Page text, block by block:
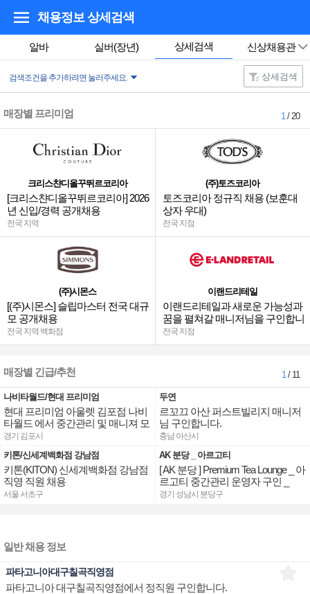
채용정보 상세검색
알바 실버(장년) 상세검색 신상채용관
검색조건을 추가하려면 눌러주세요. 상세검색
매장별 프리미엄 1/ 20
크리스챤디올꾸뛰르코리아
[크리스챤디올꾸뛰르코리아] 2026
년 신입/경력 공개채용
전국 지역
(주)시몬스
[(주)시몬스] 슬립마스터 전국 대규
모 공개채용
전국 지역 백화점
(주)토즈코리아
토즈코리아 정규직 채용 (보훈대
상자 우대)
전국 지점
이랜드리테일
이랜드리테일과 새로운 가능성과
꿈을 펼쳐갈 매니저님을 구인합니
다.
전국 지점
매장별 긴급/추천 1/ 11
나비타월드/현대 프리미엄
현대 프리미엄 아울렛 김포점 나비
타월드 에서 중간관리 및 매니져 모
십니다.
경기 김포시
키톤/신세계백화점 강남점
키톤(KITON) 신세계백화점 강남점
직영 직원 채용
서울 서초구
두연
르꼬끄 아산 퍼스트빌리지 매니저
님 구인합니다.
충남 아산시
AK 분당 _ 아르고티
[ AK 분당 ] Premium Tea Lounge _ 아
르고티 중간관리 운영자 구인 _
경기 성남시 분당구
일반 채용 정보
파타고니아대구칠곡직영점
파타고니아 대구칠곡직영점에서 정직원 구인합니다.